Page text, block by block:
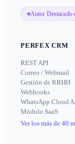
Autor Destacado
PERFEX CRM
REST API
Correo / Webmail
Gestión de RRHH
Webhooks
WhatsApp Cloud
Módulo SaaS
Ver los más de 40